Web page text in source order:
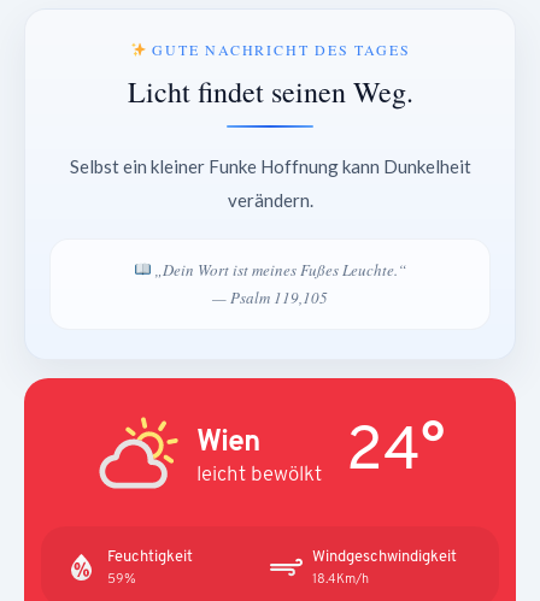
GUTE NACHRICHT DES TAGES
Licht findet seinen Weg.
Selbst ein kleiner Funke Hoffnung kann Dunkelheit
verändern.
„Dein Wort ist meines Fußes Leuchte.“
— Psalm 119,105
Wien
leicht bewölkt 24°
Feuchtigkeit
59%
Windgeschwindigkeit
18.4Km/h